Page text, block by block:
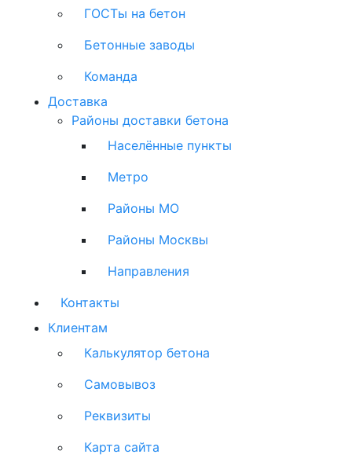
ГОСТы на бетон
Бетонные заводы
Команда
Доставка
Районы доставки бетона
Населённые пункты
Метро
Районы МО
Районы Москвы
Направления
Контакты
Клиентам
Калькулятор бетона
Самовывоз
Реквизиты
Карта сайта